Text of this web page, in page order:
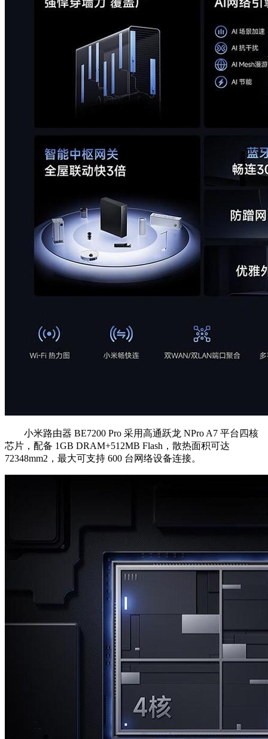
小米路由器 BE7200 Pro 采用高通跃龙 NPro A7 平台四核
芯片，配备 1GB DRAM+512MB Flash，散热面积可达
72348mm2，最大可支持 600 台网络设备连接。